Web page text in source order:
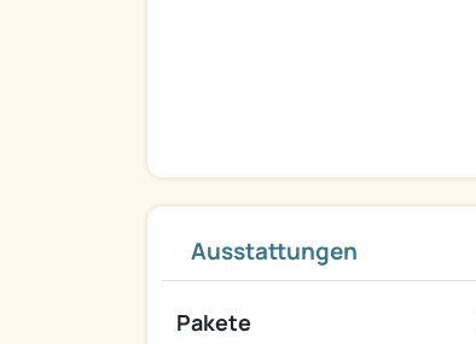
Ausstattungen
Pakete